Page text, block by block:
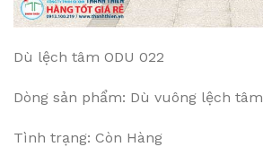
Dù lệch tâm ODU 022
Dòng sản phẩm: Dù vuông lệch tâm
Tình trạng: Còn Hàng